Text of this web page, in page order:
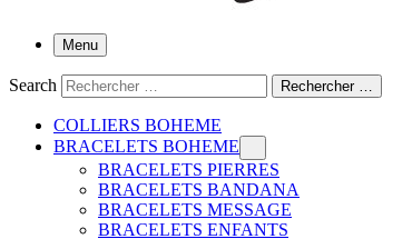
Menu
Search Rechercher …
COLLIERS BOHEME
BRACELETS BOHEME
BRACELETS PIERRES
BRACELETS BANDANA
BRACELETS MESSAGE
BRACELETS ENFANTS